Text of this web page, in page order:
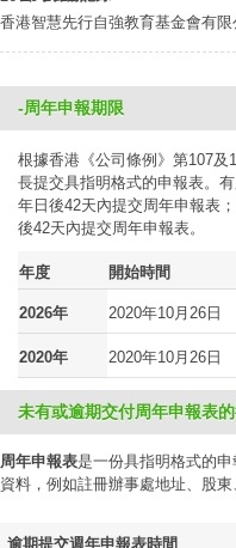
香港智慧先行自強教育基金會有限
-周年申報期限
根據香港《公司條例》第107
長提交具指明格式的申報表。
年日後42天內提交周年申報表
後42天內提交周年申報表。
年度 開始時間
2026年 2020年10月26日
2020年 2020年10月26日
未有或逾期交付周年申報表
周年申報表是一份具指明格式的
資料，例如註冊辦事處地址、股東
逾期提交週年申報表時間